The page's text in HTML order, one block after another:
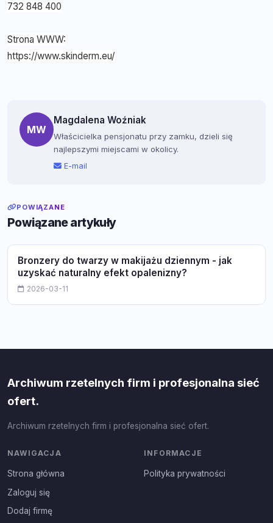
732 848 400
Strona WWW:
https://www.skinderm.eu/
MW
Magdalena Woźniak
Właścicielka pensjonatu przy zamku, dzieli się
najlepszymi miejscami w okolicy.
E-mail
POWIĄZANE
Powiązane artykuły
Bronzery do twarzy w makijażu dziennym - jak
uzyskać naturalny efekt opalenizny?
2026-03-11
Archiwum rzetelnych firm i profesjonalna sieć
ofert.
Archiwum rzetelnych firm i profesjonalna sieć ofert.
NAWIGACJA
Strona główna
Zaloguj się
Dodaj firmę
INFORMACJE
Polityka prywatności